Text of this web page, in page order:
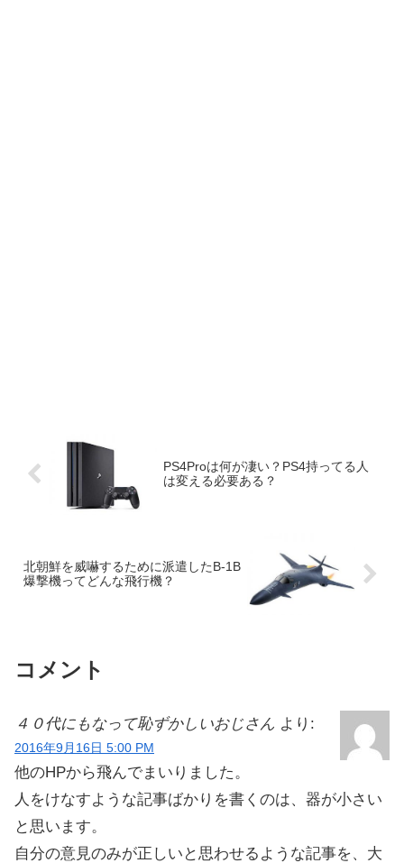
PS4Proは何が凄い？PS4持ってる人
は変える必要ある？
北朝鮮を威嚇するために派遣したB-1B
爆撃機ってどんな飛行機？
コメント
４０代にもなって恥ずかしいおじさん より:
2016年9月16日 5:00 PM
他のHPから飛んでまいりました。
人をけなすような記事ばかりを書くのは、器が小さい
と思います。
自分の意見のみが正しいと思わせるような記事を、大